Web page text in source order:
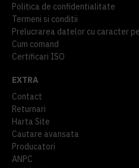
Politica de confidentialitate
Termeni si conditii
Prelucrarea datelor cu caracter
Cum comand
Certificari ISO
EXTRA
Contact
Returnari
Harta Site
Cautare avansata
Producatori
ANPC